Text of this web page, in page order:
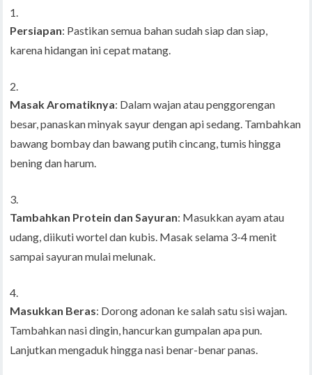
Persiapan: Pastikan semua bahan sudah siap dan siap,
karena hidangan ini cepat matang.
Masak Aromatiknya: Dalam wajan atau penggorengan
besar, panaskan minyak sayur dengan api sedang. Tambahkan
bawang bombay dan bawang putih cincang, tumis hingga
bening dan harum.
Tambahkan Protein dan Sayuran: Masukkan ayam atau
udang, diikuti wortel dan kubis. Masak selama 3-4 menit
sampai sayuran mulai melunak.
Masukkan Beras: Dorong adonan ke salah satu sisi wajan.
Tambahkan nasi dingin, hancurkan gumpalan apa pun.
Lanjutkan mengaduk hingga nasi benar-benar panas.